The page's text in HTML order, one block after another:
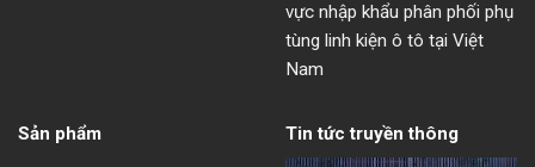
vực nhập khẩu phân phối phụ
tùng linh kiện ô tô tại Việt
Nam
Sản phẩm Tin tức truyền thông